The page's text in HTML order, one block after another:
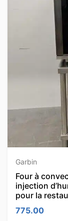
Garbin
Four à
injection
pour la
775.00